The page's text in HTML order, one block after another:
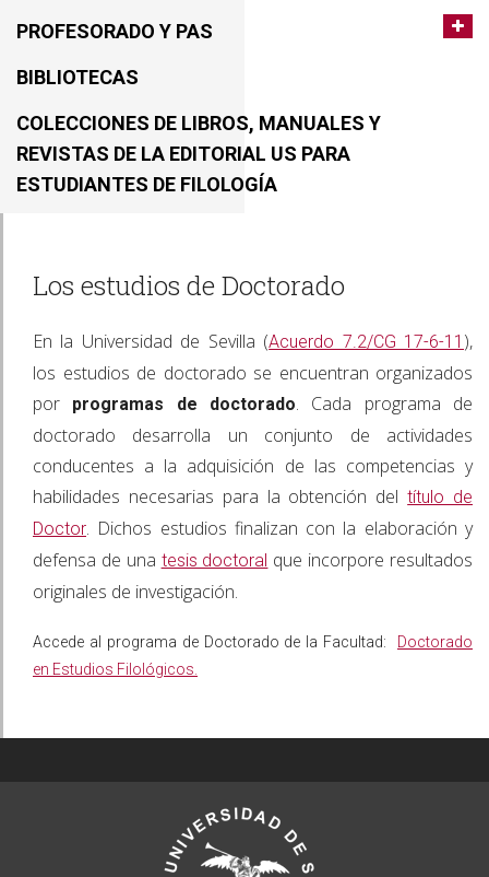
PROFESORADO Y PAS
BIBLIOTECAS
COLECCIONES DE LIBROS, MANUALES Y
REVISTAS DE LA EDITORIAL US PARA
ESTUDIANTES DE FILOLOGÍA
Los estudios de Doctorado
En la Universidad de Sevilla (Acuerdo 7.2/CG 17-6-11 ),
los estudios de doctorado se encuentran organizados
por
programas de doctorado. Cada programa de
doctorado desarrolla un conjunto de actividades
conducentes a la adquisición de las competencias y
habilidades necesarias para la obtención deltítulo de
Doctor. Dichos estudios finalizan con la elaboración y
defensa de una tesis doctoral que incorpore resultados
originales de investigación.
Accede al programa de Doctorado de la Facultad: Doctorado
en Estudios Filológicos.